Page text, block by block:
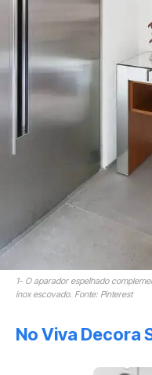
1- O aparador espelhado
inox escovado. Fonte: Pinterest
No Viva Decora